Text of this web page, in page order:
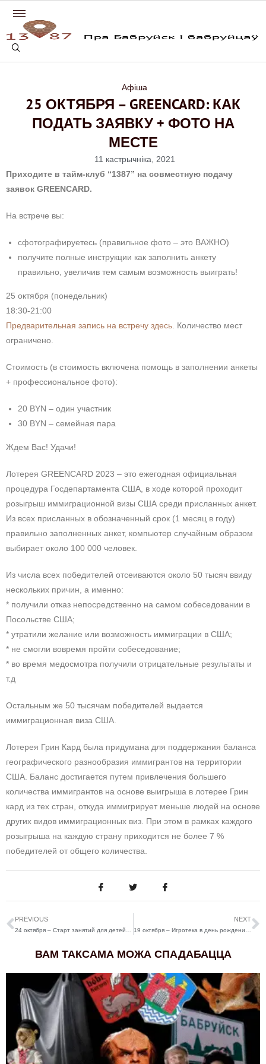
Афіша
25 ОКТЯБРЯ – GREENCARD: КАК
ПОДАТЬ ЗАЯВКУ + ФОТО НА
МЕСТЕ
11 кастрычніка, 2021
Приходите в тайм-клуб “1387” на совместную подачу
заявок GREENCARD.
На встрече вы:
сфотографируетесь (правильное фото – это ВАЖНО)
получите полные инструкции как заполнить анкету
правильно, увеличив тем самым возможность выиграть!
25 октября (понедельник)
18:30-21:00
Предварительная запись на встречу здесь . Количество мест
ограничено.
Стоимость (в стоимость включена помощь в заполнении анкеты
+ профессиональное фото):
20 BYN – один участник
30 BYN – семейная пара
Ждем Вас! Удачи!
Лотерея GREENCARD 2023 – это ежегодная официальная
процедура Госдепартамента США, в ходе которой проходит
розыгрыш иммиграционной визы США среди присланных анкет.
Из всех присланных в обозначенный срок (1 месяц в году)
правильно заполненных анкет, компьютер случайным образом
выбирает около 100 000 человек.
Из числа всех победителей отсеиваются около 50 тысяч ввиду
нескольких причин, а именно:
* получили отказ непосредственно на самом собеседовании в
Посольстве США;
* утратили желание или возможность иммиграции в США;
* не смогли вовремя пройти собеседование;
* во время медосмотра получили отрицательные результаты и
т.д
Остальным же 50 тысячам победителей выдается
иммиграционная виза США.
Лотерея Грин Кард была придумана для поддержания баланса
географического разнообразия иммигрантов на территории
США. Баланс достигается путем привлечения большего
количества иммигрантов на основе выигрыша в лотерее Грин
кард из тех стран, откуда иммигрирует меньше людей на основе
других видов иммиграционных виз. При этом в рамках каждого
розыгрыша на каждую страну приходится не более 7 %
победителей от общего количества.
PREVIOUS NEXT
ВАМ ТАКСАМА МОЖА СПАДАБАЦЦА